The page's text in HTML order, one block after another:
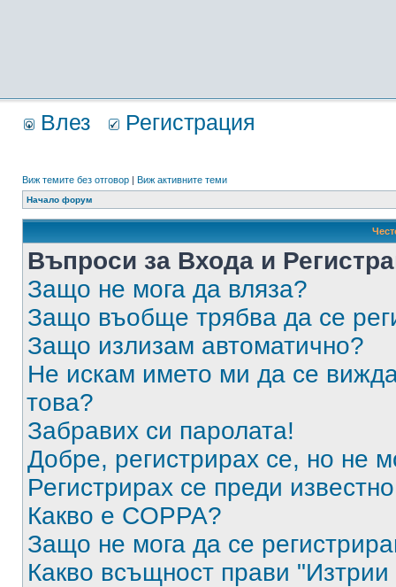
Влез Регистрация
Виж темите без отговор | Виж активните теми
Начало форум
Въпроси за Входа и
Защо не мога да вляза?
Защо въобще трябва да се
Защо излизам автоматично?
Не искам името ми да се
това?
Забравих си паролата!
Добре, регистрирах се, но не
Регистрирах се преди
Какво е COPPA?
Защо не мога да се
Какво всъщност прави "Изтрии